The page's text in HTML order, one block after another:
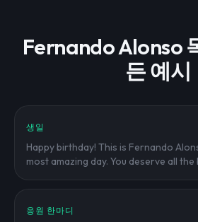
Fernando Alonso
든 예시
생일
Happy birthday! This is Fernando
most amazing day. You deserve all
응원 한마디